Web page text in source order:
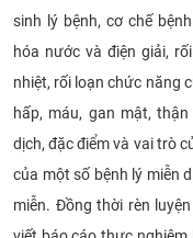
sinh lý bệnh, cơ chế
hóa nước và điện giải,
nhiệt, rối loạn chức năng
hấp, máu, gan mật,
dịch, đặc điểm và vai trò
của một số bệnh lý miễn
miễn. Đồng thời rèn